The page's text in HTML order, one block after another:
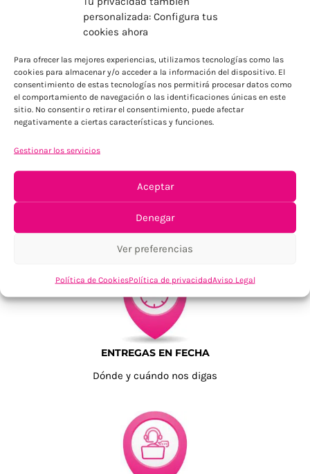
personalizada: Configura tus
cookies ahora
Para ofrecer las mejores experiencias, utilizamos tecnologías como las
cookies para almacenar y/o acceder a la información del dispositivo. El
consentimiento de estas tecnologías nos permitirá procesar datos como
el comportamiento de navegación o las identificaciones únicas en este
sitio. No consentir o retirar el consentimiento, puede afectar
negativamente a ciertas características y funciones.
Gestionar los servicios
Aceptar
Denegar
Ver preferencias
Política de CookiesPolítica de privacidadAviso Legal
Para Península, resto consultar
TU SATISFACCIÓN = LA NUESTRA
Tu confianza, nuestro objetivo
ENTREGAS EN FECHA
Dónde y cuándo nos digas